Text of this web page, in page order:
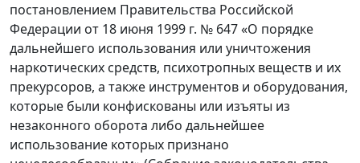
постановлением Правительства Российской
Федерации от 18 июня 1999 г. № 647 «О порядке
дальнейшего использования или уничтожения
наркотических средств, психотропных веществ и их
прекурсоров, а также инструментов и оборудования,
которые были конфискованы или изъяты из
незаконного оборота либо дальнейшее
использование которых признано